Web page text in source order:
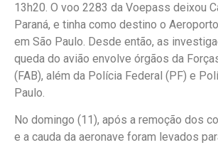
13h20. O voo 2283 da Voepass deixou
Paraná, e tinha como destino o
em São Paulo. Desde então, as
queda do avião envolve órgãos da
(FAB), além da Polícia Federal (PF) e
Paulo.
No domingo (11), após a remoção dos
e a cauda da aeronave foram levados